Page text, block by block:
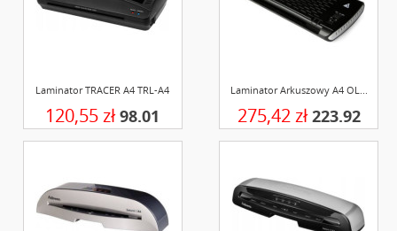
Laminator TRACER A4 TRL-A4
120,55 zł 98.01
Laminator Arkuszowy A4 OL...
275,42 zł 223.92